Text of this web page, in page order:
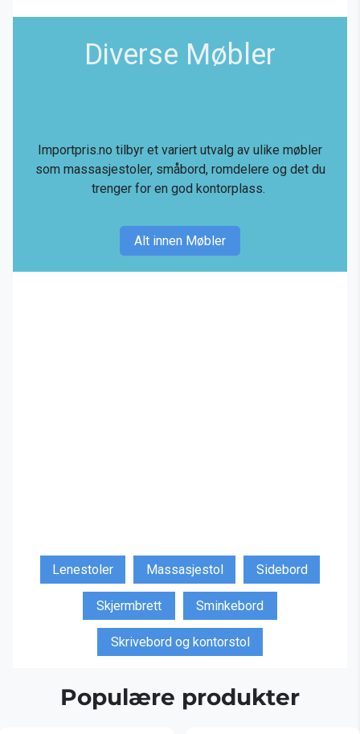
Diverse Møbler
Importpris.no tilbyr et variert utvalg av ulike møbler
som massasjestoler, småbord, romdelere og det du
trenger for en god kontorplass.
Alt innen Møbler
Lenestoler Massasjestol Sidebord
Skjermbrett Sminkebord
Skrivebord og kontorstol
Populære produkter